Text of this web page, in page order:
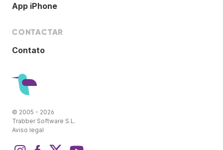
App iPhone
CONTACTAR
Contato
© 2005 - 2026
Trabber Software S.L.
Aviso legal